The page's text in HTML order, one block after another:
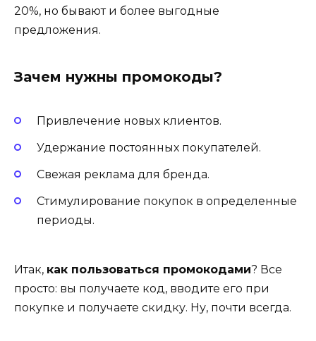
20%, но бывают и более выгодные
предложения.
Зачем нужны промокоды?
Привлечение новых клиентов.
Удержание постоянных покупателей.
Свежая реклама для бренда.
Стимулирование покупок в определенные
периоды.
Итак, как пользоваться промокодами? Все
просто: вы получаете код, вводите его при
покупке и получаете скидку. Ну, почти всегда.